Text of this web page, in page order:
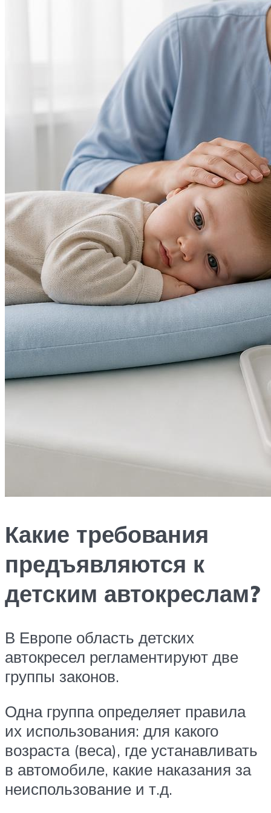
Какие требования
предъявляются к
детским автокреслам?
В Европе область детских
автокресел регламентируют две
группы законов.
Одна группа определяет правила
их использования: для какого
возраста (веса), где устанавливать
в автомобиле, какие наказания за
неиспользование и т.д.